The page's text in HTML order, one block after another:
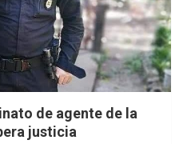
de agente de la
justicia